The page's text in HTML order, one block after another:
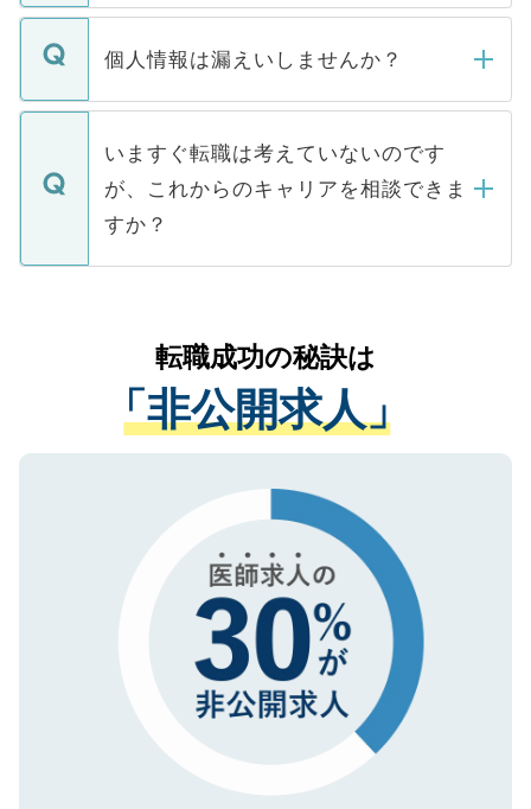
ません。
■応募殺到を避けるため 人気のある医療機
関を公にしてしまうと、応募が殺到する場
に、医療機関が求める条件に合った人材の
みを人材紹介会社に依頼するケースが増え
ています。
転職・入職を強要することは一切ありませ
ん。また、仮に応募先から内定をいただい
定を承諾する必要はありません。内定先へ
の辞退の連絡はキャリアパートナーが行い
個人情報は漏えいしませんか？
個人情報が漏えいすることはありませんの
で、ご安心ください。当サイトからの登録
などで収集したご登録者様の個人情報は、
ご本人のキャリアアップおよび転職活動の
支援を目的に使用いたします。お預かりし
ているすべての個人データはご本人の許可
は、個人情報の取り扱いについての厳密な
管理基準を満たした事業者のみに付与され
る、プライバシーマークを取得済みです。
で、機密保持に関してもご安心ください。
いますぐ転職は考えていないのです
が、これからのキャリアを相談できま
すか？
かがいして、現在の医療機関の状況や紹介
経験をまじえながら、適切なアドバイスを
させていただきます。すぐにご転職をされ
ない方には、長期的なサポートが可能です
ので、まずはご登録ください。
転職成功の秘訣は
「非公開求人」